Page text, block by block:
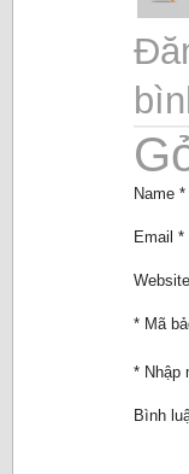
Name *
Email *
Website
* Mã
* Nhập
Bình